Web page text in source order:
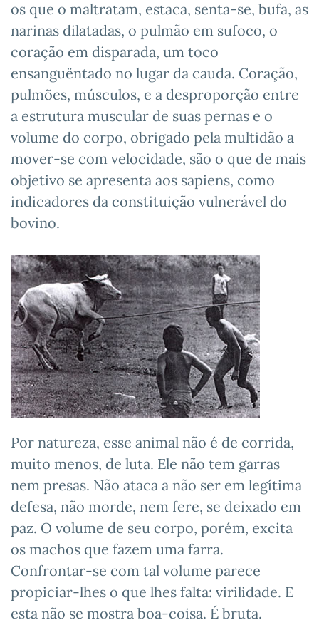
os que o maltratam, estaca, senta-se, bufa, as
narinas dilatadas, o pulmão em sufoco, o
coração em disparada, um toco
ensanguëntado no lugar da cauda. Coração,
pulmões, músculos, e a desproporção entre
a estrutura muscular de suas pernas e o
volume do corpo, obrigado pela multidão a
mover-se com velocidade, são o que de mais
objetivo se apresenta aos sapiens, como
indicadores da constituição vulnerável do
bovino.
Por natureza, esse animal não é de corrida,
muito menos, de luta. Ele não tem garras
nem presas. Não ataca a não ser em legítima
defesa, não morde, nem fere, se deixado em
paz. O volume de seu corpo, porém, excita
os machos que fazem uma farra.
Confrontar-se com tal volume parece
propiciar-lhes o que lhes falta: virilidade. E
esta não se mostra boa-coisa. É bruta.